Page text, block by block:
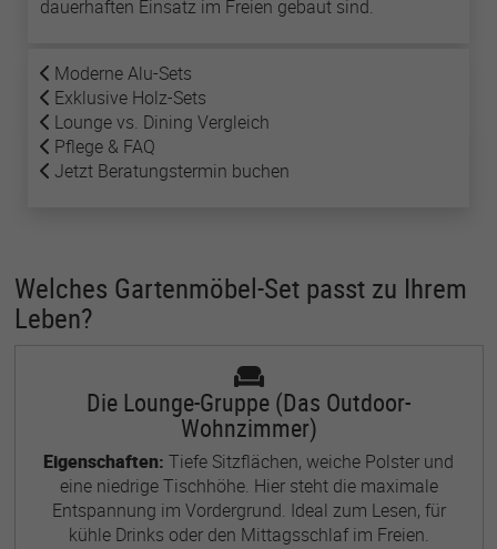
Name lastExternalReferrer
Anbieter Meta Platforms
Laufzeit 1 Jahr
Name topicsLastReferenceTime
Laufzeit 1 Jahr
Zweck
Used by Meta Pixel to remember the last time it
checked browser topics for personalized
advertising.
dauerhaften Einsatz im Freien gebaut sind.
Moderne Alu-Sets
Exklusive Holz-Sets
Lounge vs. Dining Vergleich
Pflege & FAQ
Jetzt Beratungstermin buchen
Welches Gartenmöbel-Set passt zu Ihrem
Leben?
Die Lounge-Gruppe (Das Outdoor-
Wohnzimmer)
Eigenschaften: Tiefe Sitzflächen, weiche Polster und
eine niedrige Tischhöhe. Hier steht die maximale
Entspannung im Vordergrund. Ideal zum Lesen, für
kühle Drinks oder den Mittagsschlaf im Freien.